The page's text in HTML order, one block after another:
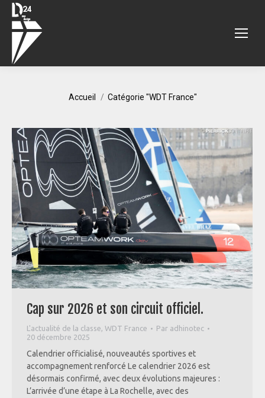
Accueil Catégorie "WDT France"
Cap sur 2026 et son circuit officiel.
L'actualité de la classe, WDT France Par adhinotec
20 décembre 2025
Calendrier officialisé, nouveautés sportives et
accompagnement renforcé Le calendrier 2026 est
désormais confirmé, avec deux évolutions majeures :
L’arrivée d’une étape à La Rochelle, avec des